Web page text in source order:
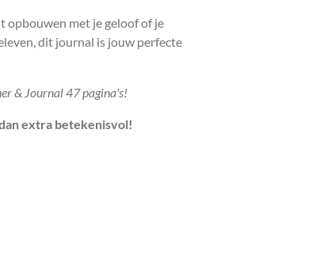
opbouwen met je geloof of je
dit journal is jouw perfecte
& Journal 47 pagina's!
extra betekenisvol!